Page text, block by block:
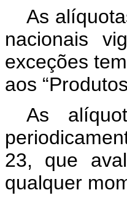
As
nacionais
exceções
aos
As
23, que
qualquer